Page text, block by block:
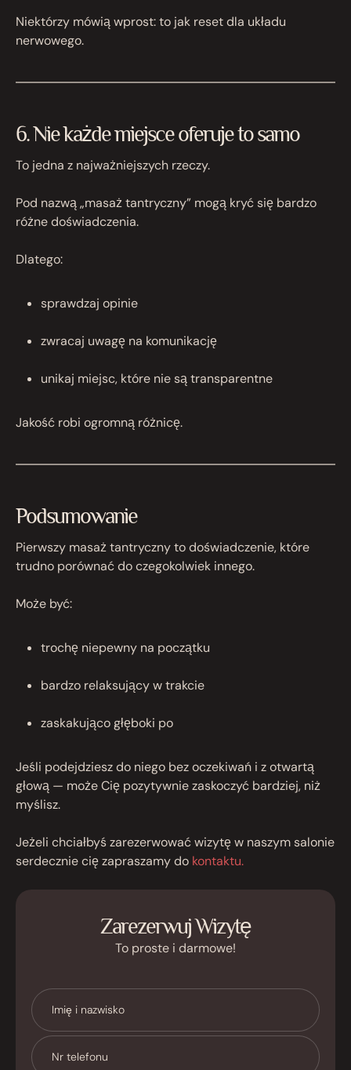
Niektórzy mówią wprost: to jak reset dla układu
nerwowego.
6. Nie każde miejsce oferuje to samo
To jedna z najważniejszych rzeczy.
Pod nazwą „masaż tantryczny” mogą kryć się bardzo
różne doświadczenia.
Dlatego:
sprawdzaj opinie
zwracaj uwagę na komunikację
unikaj miejsc, które nie są transparentne
Jakość robi ogromną różnicę.
Podsumowanie
Pierwszy masaż tantryczny to doświadczenie, które
trudno porównać do czegokolwiek innego.
Może być:
trochę niepewny na początku
bardzo relaksujący w trakcie
zaskakująco głęboki po
Jeśli podejdziesz do niego bez oczekiwań i z otwartą
głową — może Cię pozytywnie zaskoczyć bardziej, niż
myślisz.
Jeżeli chciałbyś zarezerwować wizytę w naszym salonie
serdecznie cię zapraszamy do kontaktu.
Zarezerwuj Wizytę
To proste i darmowe!